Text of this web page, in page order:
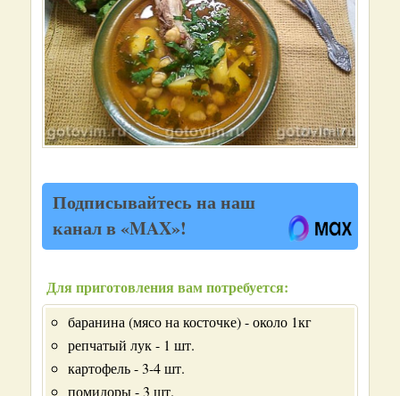
Подписывайтесь на наш
канал в «MAX»!
Для приготовления вам потребуется:
баранина (мясо на косточке) - около 1кг
репчатый лук - 1 шт.
картофель - 3-4 шт.
помидоры - 3 шт.